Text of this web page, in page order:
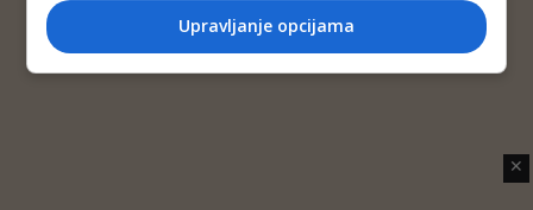
✕
Upravljanje opcijama